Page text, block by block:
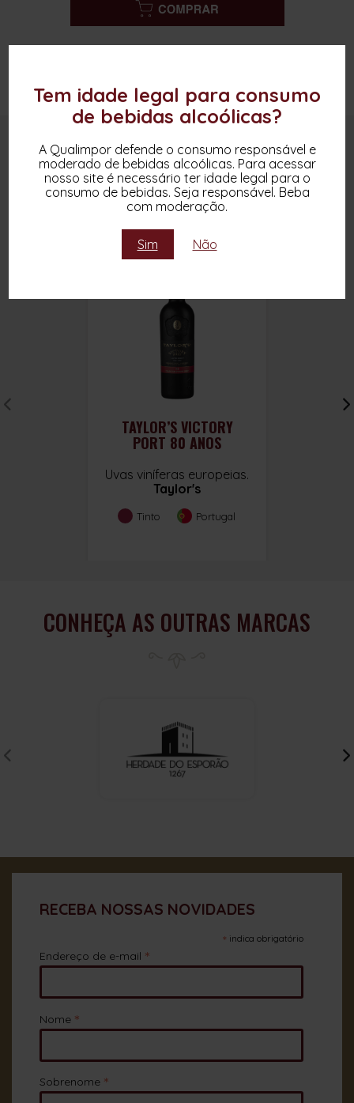
Tem idade legal para consumo
de bebidas alcoólicas?
A Qualimpor defende o consumo responsável e
moderado de bebidas alcoólicas. Para acessar
nosso site é necessário ter idade legal para o
consumo de bebidas. Seja responsável. Beba
com moderação.
Sim Não
OUTROS PRODUTOS DESTA MARCA
TAYLOR’S VICTORY
PORT 80 ANOS
Uvas viníferas europeias.
Taylor's
Tinto Portugal
CONHEÇA AS OUTRAS MARCAS
RECEBA NOSSAS NOVIDADES
* indica obrigatório
Endereço de e-mail *
Nome *
Sobrenome *